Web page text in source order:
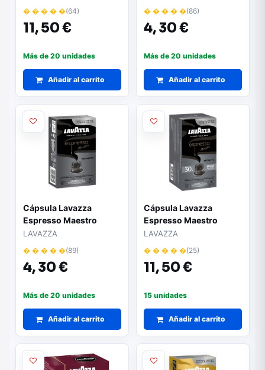
Nespresso/ Caja de 30
� � � � �(64)
11,50 €
Más de 20 unidades
Añadir al carrito
Nespresso/ Caja de 10
� � � � �(86)
4,30 €
Más de 20 unidades
Añadir al carrito
Cápsula Lavazza
Espresso Maestro
Ristretto para cafeteras
Nespresso/ Caja de 10
LAVAZZA
� � � � �(89)
4,30 €
Más de 20 unidades
Añadir al carrito
Cápsula Lavazza
Espresso Maestro
Ristretto para cafeteras
Nespresso/ Caja de 30
LAVAZZA
� � � � �(25)
11,50 €
15 unidades
Añadir al carrito